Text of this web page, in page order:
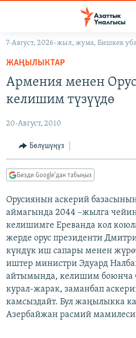
Навигацияга
өтүңүз
Издөөгө
салыңызКЫРГЫЗСТАН
ЭКОНОМИКА
МАДАНИЯТ
ДҮЙНӨ
БОРБОР АЗИЯ
АТАЙЫН ИЛИКТӨӨ
ТВ ПРОГРАММАЛАР
ЭКСПЕРТТЕР ТАЛДАЙТ
БИЗ ЖАНА ДҮЙНӨ
ЭЖЕ-СИҢДИЛЕР
АЗАТТЫК+
ЫҢГАЙСЫЗ СУРООЛОР
ӨЗГӨЧӨ ПИКИР
Русский
ОНЛАЙН ШЕРИНЕ
ЭЕ/АРнун бардык сайттары
7-Август, 2026-жыл, жума, Бишкек
ЖАҢЫЛЫКТАР
Армения менен
келишим түзүүдө
20-Август, 2010
Бөлүшүңүз
Бизди Google'дан табыңыз
Орусиянын аскерий
аймагында 2044 –жылга чейин
келишимге Ереванда кол
жерде орус президенти
күндүк иш сапары менен
иштер министри Эдуард
айтымында, келишим боюнча
курал-жарак, заманбап
камсыздайт. Бул жаңылыкка
Азербайжан расмий